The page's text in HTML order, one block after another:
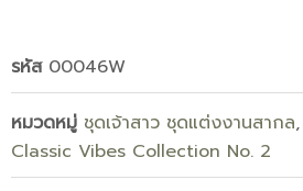
รหัส 00046W
หมวดหมู่ ชุดเจ้าสาว ชุดแต่งงานสากล,
Classic Vibes Collection No. 2